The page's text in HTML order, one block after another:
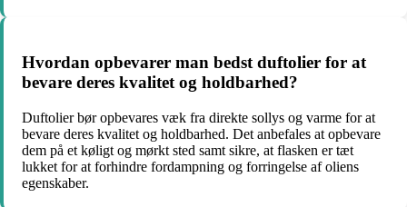
Hvordan opbevarer man bedst duftolier for at
bevare deres kvalitet og holdbarhed?
Duftolier bør opbevares væk fra direkte sollys og varme for at
bevare deres kvalitet og holdbarhed. Det anbefales at opbevare
dem på et køligt og mørkt sted samt sikre, at flasken er tæt
lukket for at forhindre fordampning og forringelse af oliens
egenskaber.